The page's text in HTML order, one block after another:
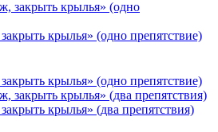
крылья» (одно препятствие)
крылья» (одно препятствие)
крылья» (два препятствия)